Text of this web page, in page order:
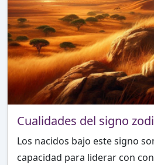
Cualidades del signo
Los nacidos bajo este signo
capacidad para liderar con